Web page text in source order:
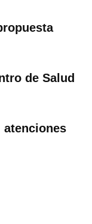
de Salud
atenciones